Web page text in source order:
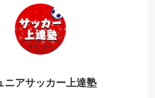
ニアサッカー上達塾